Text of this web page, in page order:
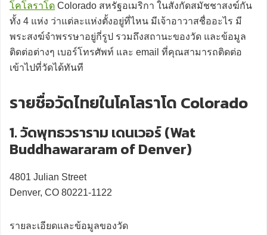
โคโลราโด Colorado สหรัฐอเมริกา ในสังกัดสมัชชาสงฆ์กัน
ทั้ง 4 แห่ง ว่าแต่ละแห่งตั้งอยู่ที่ไหน มีเจ้าอาวาสชื่ออะไร มี
พระสงฆ์จำพรรษาอยู่กี่รูป รวมถึงสถานะของวัด และข้อมูล
ติดต่อต่างๆ เบอร์โทรศัพท์ และ email ที่คุณสามารถติดต่อ
เข้าไปที่วัดได้ทันที
รายชื่อวัดไทยในโคโลราโด Colorado
1. วัดพุทธวราราม เดนเวอร์ (Wat
Buddhawararam of Denver)
4801 Julian Street
Denver, CO 80221-1122
รายละเอียดและข้อมูลของวัด